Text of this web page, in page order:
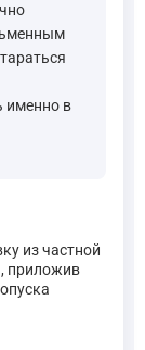
именно в
из частной
приложив